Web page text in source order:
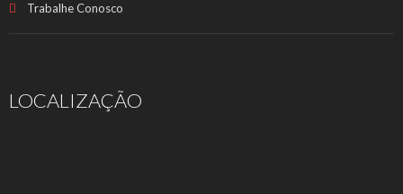
Trabalhe Conosco
LOCALIZAÇÃO